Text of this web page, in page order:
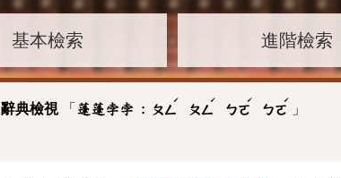
基本檢索 進階檢索
辭典檢視「 蓬蓬孛孛 : ㄆㄥ
ˊ
ㄆㄥ
ˊ
ㄅㄛ
ˊ
ㄅㄛ
ˊ
」